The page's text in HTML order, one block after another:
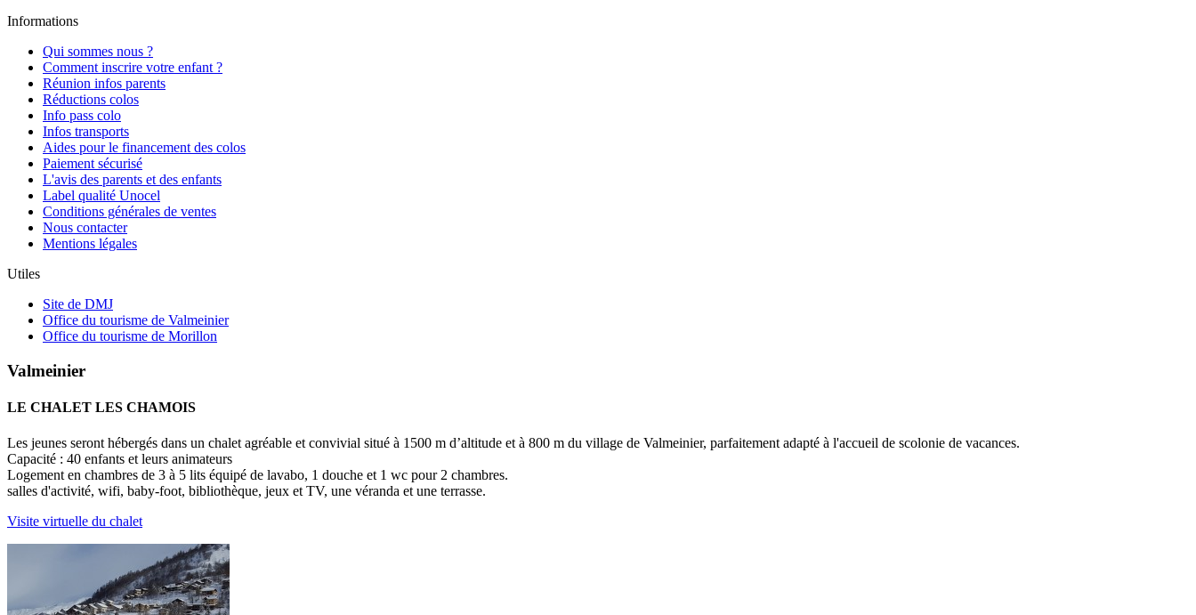
Informations
Qui sommes nous ?
Comment inscrire votre enfant ?
Réunion infos parents
Réductions colos
Info pass colo
Infos transports
Aides pour le financement des colos
Paiement sécurisé
L'avis des parents et des enfants
Label qualité Unocel
Conditions générales de ventes
Nous contacter
Mentions légales
Utiles
Site de DMJ
Office du tourisme de Valmeinier
Office du tourisme de Morillon
Valmeinier
LE CHALET LES CHAMOIS
Les jeunes seront hébergés dans un chalet agréable et convivial situé à 1500 m d’altitude et à 800 m du village de Valmeinier, parfaitement adapté à l'accueil de scolonie de vacances.
Capacité : 40 enfants et leurs animateurs
Logement en chambres de 3 à 5 lits équipé de lavabo, 1 douche et 1 wc pour 2 chambres.
salles d'activité, wifi, baby-foot, bibliothèque, jeux et TV, une véranda et une terrasse.
Visite virtuelle du chalet